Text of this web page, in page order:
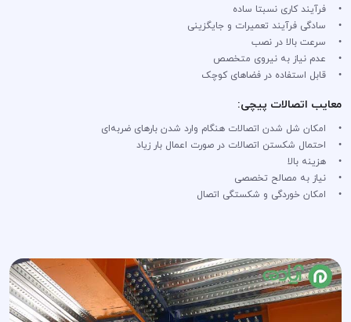
• فرآیند کاری نسبتا ساده
• سادگی فرآیند تعمیرات و جایگزینی
• سرعت بالا در نصب
• عدم نیاز به نیروی متخصص
• قابل استفاده در فضا‌های کوچک
معایب اتصالات پیچی:
• امکان شل شدن اتصالات هنگام وارد شدن بار‌های ضربه‌ای
• احتمال شکستن اتصالات در صورت اعمال بار‌ زیاد
• هزینه بالا
• نیاز به مصالح تخصصی
• امکان خوردگی و شکستگی اتصال